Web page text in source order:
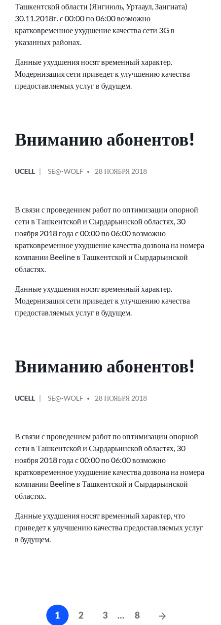
Ташкентской области (Янгиюль, Уртааул, Зангиата)
30.11.2018г. с 00:00 по 06:00 возможно
кратковременное ухудшение качества сети 3G в
указанных районах.
Данные ухудшения носят временный характер.
Модернизация сети приведет к улучшению качества
предоставляемых услуг в будущем.
Вниманию абонентов!
В
UCELL
ОТ
SE@-WOLF 28 НОЯБРЯ 2018
В связи с проведением работ по оптимизации опорной
сети в Ташкентской и Сырдарьинской областях, 30
ноября 2018 года с 00:00 по 06:00 возможно
кратковременное ухудшение качества дозвона на номера
компании Beeline в Ташкентской и Сырдарьинской
областях.
Данные ухудшения носят временный характер.
Модернизация сети приведет к улучшению качества
предоставляемых услуг в будущем.
Вниманию абонентов!
В
UCELL
ОТ
SE@-WOLF 28 НОЯБРЯ 2018
В связи с проведением работ по оптимизации опорной
сети в Ташкентской и Сырдарьинской областях, 30
ноября 2018 года с 00:00 по 06:00 возможно
кратковременное ухудшение качества дозвона на номера
компании Beeline в Ташкентской и Сырдарьинской
областях.
Данные ухудшения носят временный характер, что
приведет к улучшению качества предоставляемых услуг
в будущем.
Навигация
1 2 3 … 8
Следующие